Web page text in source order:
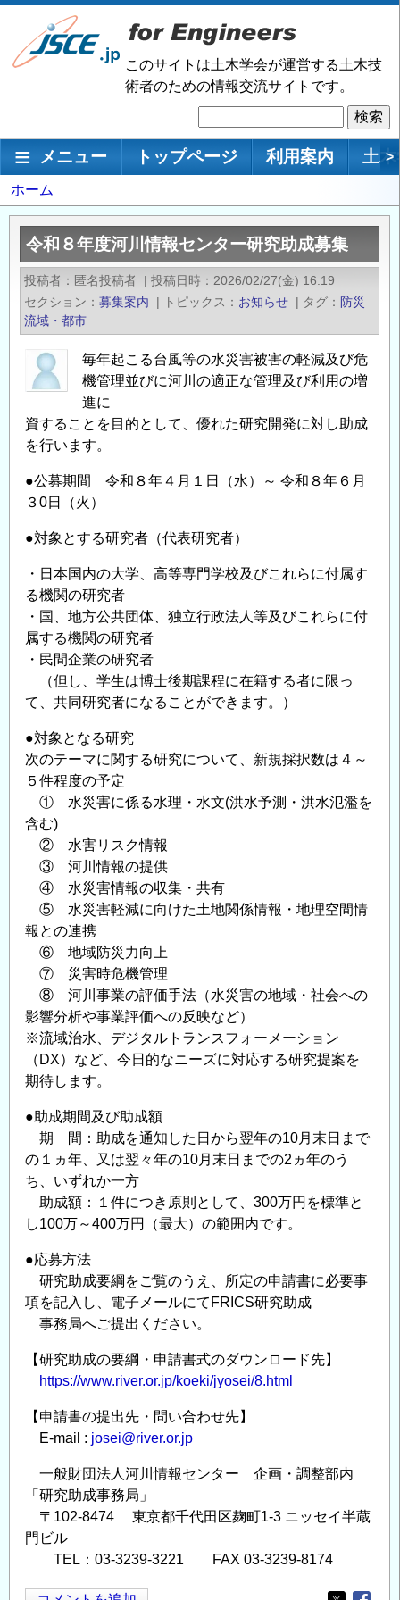
メ
ン
移
このサイトは土木学会が運営する土木技
術者のための情報交流サイトです。
索
メインナビゲーション
メニュー トップページ 利用案内 土 >
パ
ン
く
ず
ホーム
令和８年度河川情報センター研究助成募集
投稿者 匿名投稿者 | 投稿日時
2026/02/27(金) 16:19
セクション
募集案内 | トピックス お知らせ | タグ
防災
流域・都市
毎年起こる台風等の水災害被害の軽減及び危
機管理並びに河川の適正な管理及び利用の増
進に
資することを目的として、優れた研究開発に対し助成
を⾏います。
●公募期間 令和８年４月１日（水）～ 令和８年６月
３0日（火）
●対象とする研究者（代表研究者）
・日本国内の大学、高等専門学校及びこれらに付属す
る機関の研究者
・国、地方公共団体、独立行政法人等及びこれらに付
属する機関の研究者
・民間企業の研究者
（但し、学生は博士後期課程に在籍する者に限っ
て、共同研究者になることができます。）
●対象となる研究
次のテーマに関する研究について、新規採択数は４～
５件程度の予定
① 水災害に係る水理・水文(洪水予測・洪水氾濫を
含む)
② 水害リスク情報
③ 河川情報の提供
④ 水災害情報の収集・共有
⑤ 水災害軽減に向けた土地関係情報・地理空間情
報との連携
⑥ 地域防災力向上
⑦ 災害時危機管理
⑧ 河川事業の評価⼿法（⽔災害の地域・社会への
影響分析や事業評価への反映など）
※流域治水、デジタルトランスフォーメーション
（DX）など、今日的なニーズに対応する研究提案を
期待します。
●助成期間及び助成額
期 間：助成を通知した日から翌年の10月末日まで
の１ヵ年、又は翌々年の10月末日までの2ヵ年のう
ち、いずれか一方
助成額：１件につき原則として、300万円を標準と
し100万～400万円（最大）の範囲内です。
●応募方法
研究助成要綱をご覧のうえ、所定の申請書に必要事
項を記入し、電子メールにてFRICS研究助成
事務局へご提出ください。
【研究助成の要綱・申請書式のダウンロード先】
https://www.river.or.jp/koeki/jyosei/8.html
【申請書の提出先・問い合わせ先】
E-mail : josei@river.or.jp
一般財団法人河川情報センター 企画・調整部内
「研究助成事務局」
〒102-8474 東京都千代田区麹町1-3 ニッセイ半蔵
門ビル
TEL：03-3239-3221 FAX 03-3239-8174